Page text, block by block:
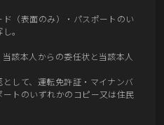
（表面のみ）・パスポートのい
。
該本人からの委任状と当該本人
して、運転免許証・マイナンバ
トのいずれかのコピー又は住民